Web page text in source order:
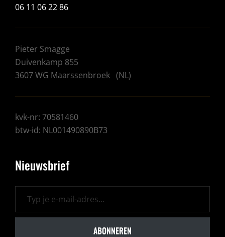
06 11 06 22 86
Pieter Smagge
Duivenkamp 855
3607 WG Maarssenbroek (NL)
kvk-nr: 70581460
btw-id: NL001490890B73
Nieuwsbrief
Typ je e-mail-adres...
ABONNEREN